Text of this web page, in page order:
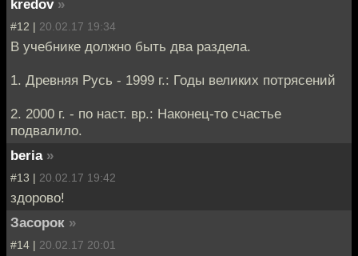
kredov »
#12 | 20.02.17 19:34
В учебнике должно быть два раздела.
1. Древняя Русь - 1999 г.: Годы великих потрясений
2. 2000 г. - по наст. вр.: Наконец-то счастье
подвалило.
beria »
#13 | 20.02.17 19:42
здорово!
Засорок »
#14 | 20.02.17 20:01